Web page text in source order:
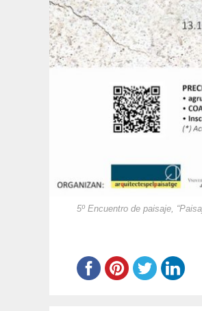
5º Encuentro de paisaje,